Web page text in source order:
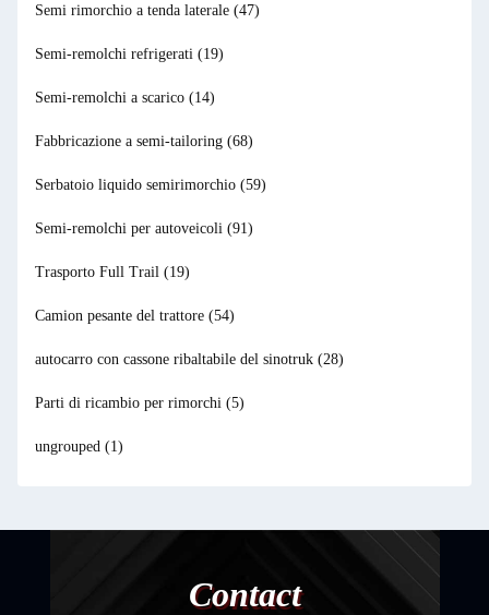
Semi rimorchio a tenda laterale (47)
Semi-remolchi refrigerati (19)
Semi-remolchi a scarico (14)
Fabbricazione a semi-tailoring (68)
Serbatoio liquido semirimorchio (59)
Semi-remolchi per autoveicoli (91)
Trasporto Full Trail (19)
Camion pesante del trattore (54)
autocarro con cassone ribaltabile del sinotruk (28)
Parti di ricambio per rimorchi (5)
ungrouped (1)
Contact